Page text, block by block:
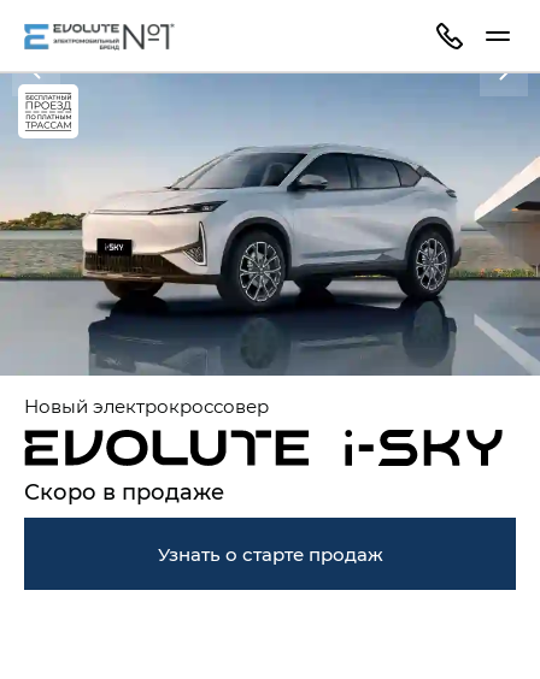
Новый электрокроссовер
Скоро в продаже
Узнать о старте продаж